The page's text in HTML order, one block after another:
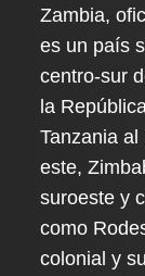
Zambia,
es un país
centro-sur
la
Tanzania
este,
suroeste y
como
colonial y